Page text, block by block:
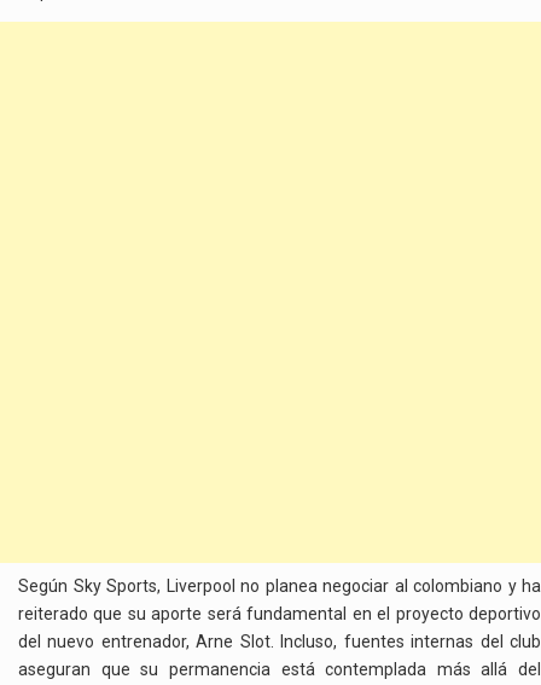
Según Sky Sports, Liverpool no planea negociar al colombiano y ha
reiterado que su aporte será fundamental en el proyecto deportivo
del nuevo entrenador, Arne Slot. Incluso, fuentes internas del club
aseguran que su permanencia está contemplada más allá del